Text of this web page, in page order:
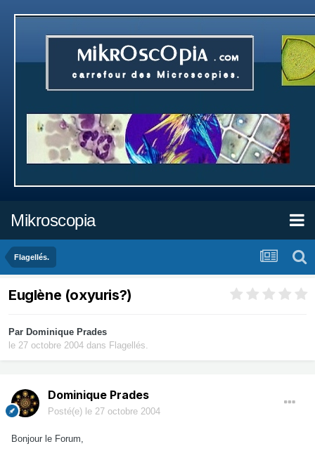
Mikroscopia
Flagellés.
Euglène (oxyuris?)
Par Dominique Prades
le 27 octobre 2004 dans Flagellés.
Dominique Prades
Posté(e) le 27 octobre 2004
Bonjour le Forum,